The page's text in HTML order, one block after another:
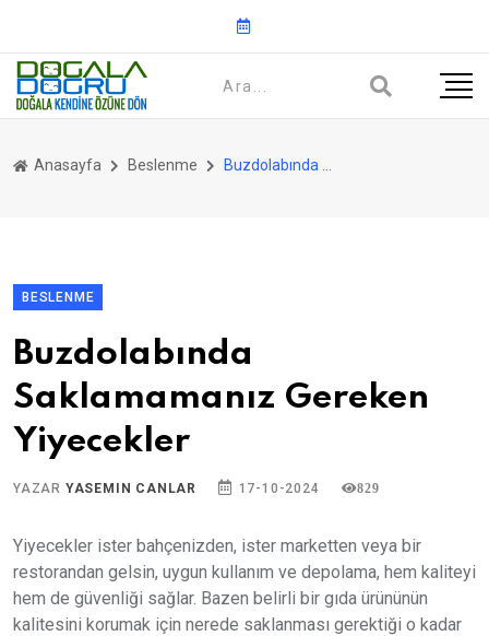
Anasayfa Beslenme
BESLENME
Buzdolabında
Saklamamanız Gereken
Yiyecekler
YAZAR YASEMIN CANLAR 17-10-2024 829
Yiyecekler ister bahçenizden, ister marketten veya bir
restorandan gelsin, uygun kullanım ve depolama, hem kaliteyi
hem de güvenliği sağlar. Bazen belirli bir gıda ürününün
kalitesini korumak için nerede saklanması gerektiği o kadar